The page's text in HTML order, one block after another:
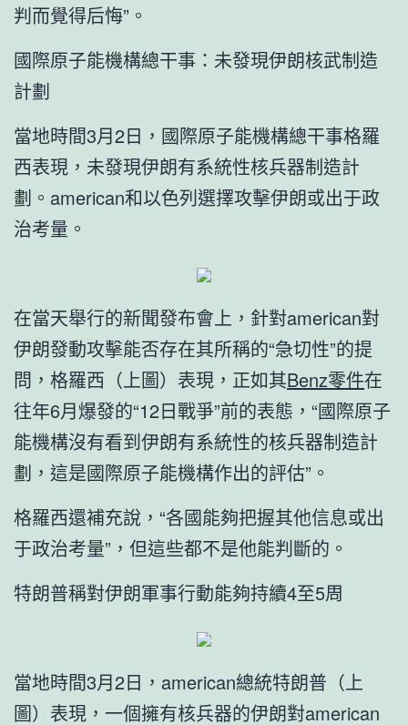
判而覺得后悔”。
國際原子能機構總干事：未發現伊朗核武制造
計劃
當地時間3月2日，國際原子能機構總干事格羅
西表現，未發現伊朗有系統性核兵器制造計
劃。american和以色列選擇攻擊伊朗或出于政
治考量。
在當天舉行的新聞發布會上，針對american對
伊朗發動攻擊能否存在其所稱的“急切性”的提
問，格羅西（上圖）表現，正如其Benz零件在
往年6月爆發的“12日戰爭”前的表態，“國際原子
能機構沒有看到伊朗有系統性的核兵器制造計
劃，這是國際原子能機構作出的評估”。
格羅西還補充說，“各國能夠把握其他信息或出
于政治考量”，但這些都不是他能判斷的。
特朗普稱對伊朗軍事行動能夠持續4至5周
當地時間3月2日，american總統特朗普（上
圖）表現，一個擁有核兵器的伊朗對american